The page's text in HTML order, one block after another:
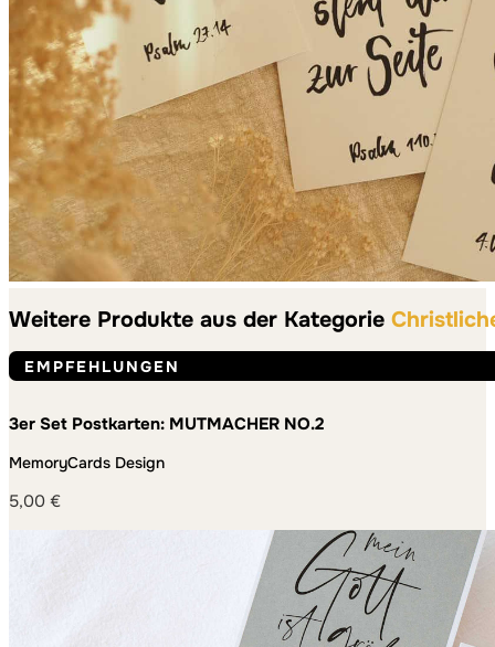
Weitere Produkte aus der Kategorie
EMPFEHLUNGEN
3er Set Postkarten: MUTMACHER NO.2
MemoryCards Design
5,00 €